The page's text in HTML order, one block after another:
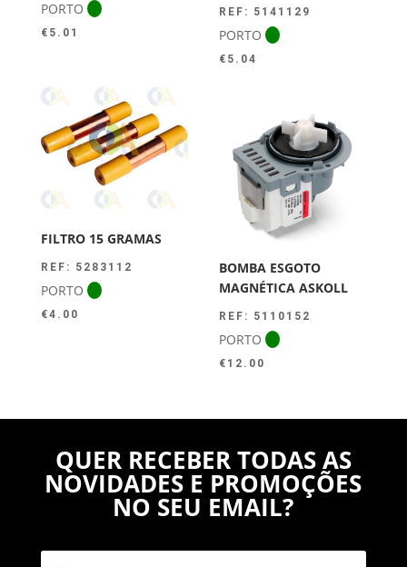
PORTO
€ 5.01
REF: 5141129
PORTO
€ 5.04
FILTRO 15 GRAMAS
REF: 5283112
PORTO
€4.00
BOMBA ESGOTO
MAGNÉTICA ASKOLL
REF: 5110152
PORTO
€ 12.00
QUER RECEBER TODAS AS
NOVIDADES E PROMOÇÕES
NO SEU EMAIL?